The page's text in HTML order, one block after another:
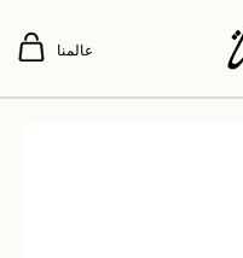
عالمنا